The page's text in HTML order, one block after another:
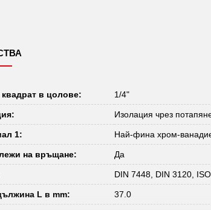
квадрат в цолове: 1/4"
Изолация чрез
1: Най-фина хром-
на връщане: Да
DIN 7448, DIN 3120,
L в mm: 37.0